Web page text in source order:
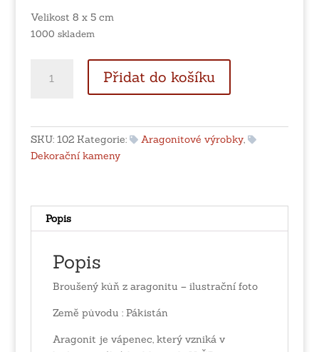
Velikost 8 x 5 cm
1000 skladem
Přidat do košíku
SKU: 102 Kategorie: Aragonitové výrobky,
Dekorační kameny
Popis
Popis
Broušený kůň z aragonitu – ilustrační foto
Země původu : Pákistán
Aragonit je vápenec, který vzniká v